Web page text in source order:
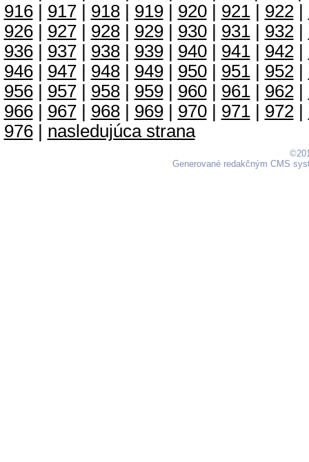
916| 917| 918| 919| 920| 921| 922|
926| 927| 928| 929| 930| 931| 932|
936| 937| 938| 939| 940| 941| 942|
946| 947| 948| 949| 950| 951| 952|
956| 957| 958| 959| 960| 961| 962|
966| 967| 968| 969| 970| 971| 972|
976| nasledujúca strana
Generované redakčným CMS